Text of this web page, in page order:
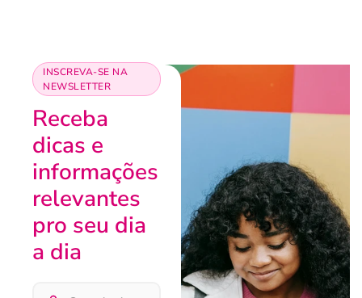
INSCREVA-SE NA
NEWSLETTER
Receba
dicas e
informações
relevantes
pro seu dia
a dia